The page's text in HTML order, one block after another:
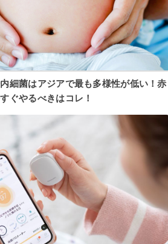
細菌はアジアで最も多様性が低い！赤
ぐやるべきはコレ！